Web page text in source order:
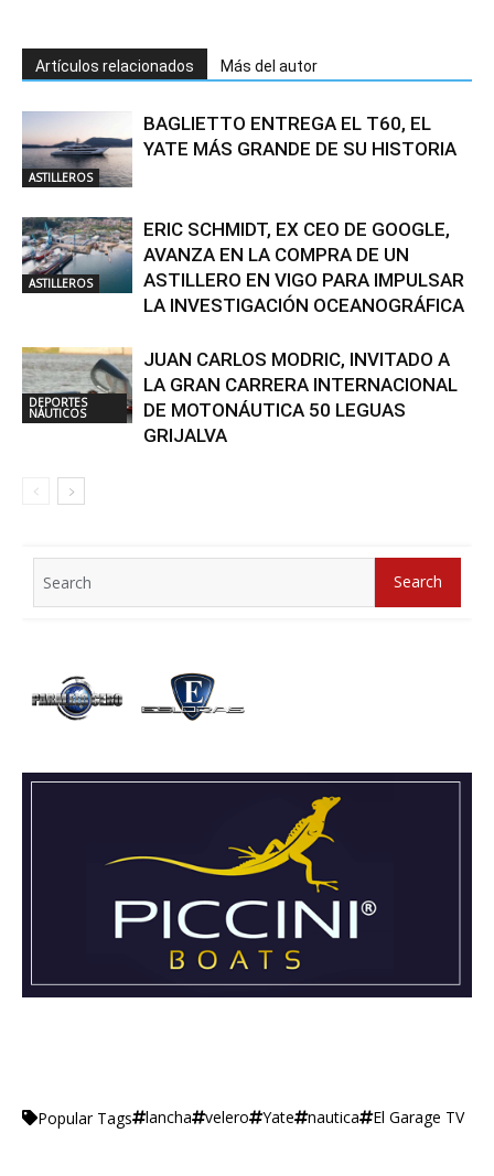
Artículos relacionados Más del autor
ASTILLEROS
BAGLIETTO ENTREGA EL T60, EL
YATE MÁS GRANDE DE SU HISTORIA
ASTILLEROS
ERIC SCHMIDT, EX CEO DE GOOGLE,
AVANZA EN LA COMPRA DE UN
ASTILLERO EN VIGO PARA IMPULSAR
LA INVESTIGACIÓN OCEANOGRÁFICA
DEPORTES
NÁUTICOS
JUAN CARLOS MODRIC, INVITADO A
LA GRAN CARRERA INTERNACIONAL
DE MOTONÁUTICA 50 LEGUAS
GRIJALVA
for:
Search
Popular Tags lancha velero Yate nautica El Garage TV